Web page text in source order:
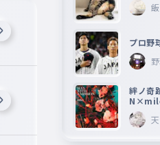
プロ野
絆ノ奇